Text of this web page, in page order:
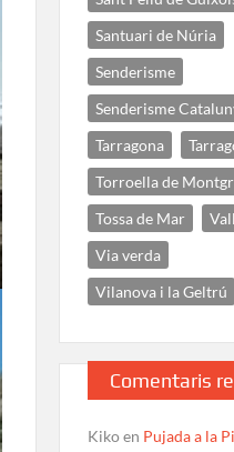
Santuari de Núria
Senderisme
Senderisme
Tarragona
Torroella de
Tossa de Mar
Via verda
Vilanova i la Geltrú
Comentaris
Kikoen Pujada a la